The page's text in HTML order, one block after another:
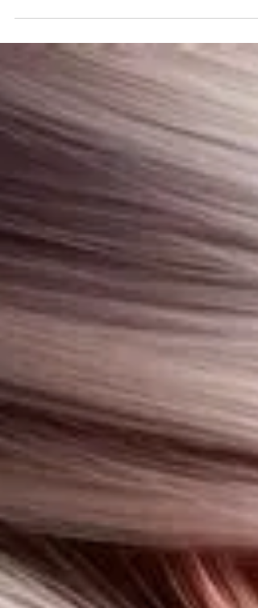
dos cabelos é tão impactante quanto escolher
uma peça exclusiva de uma coleção da Givenchy
ou da Balmain. A coloração é uma forma de
expressão, capaz de transformar não apenas o
visual, mas também a energia e a confiança de
quem a adota. As tendências de coloração para
esta temporada refletem o espírito vibrante das
passarelas internacionais. Tons iluminados, como
loiros perolados e